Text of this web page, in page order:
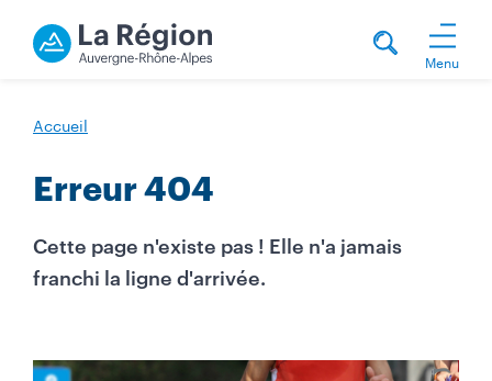
Menu
Accueil
Erreur 404
Cette page n'existe pas ! Elle n'a jamais
franchi la ligne d'arrivée.